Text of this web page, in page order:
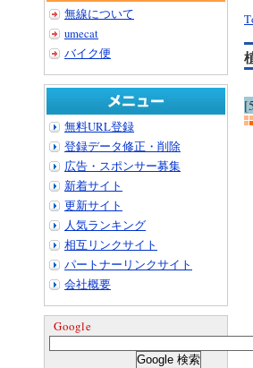
無線について
umecat
バイク便
無料URL登録
登録データ修正・削除
広告・スポンサー募集
新着サイト
更新サイト
人気ランキング
相互リンクサイト
パートナーリンクサイト
会社概要
Google